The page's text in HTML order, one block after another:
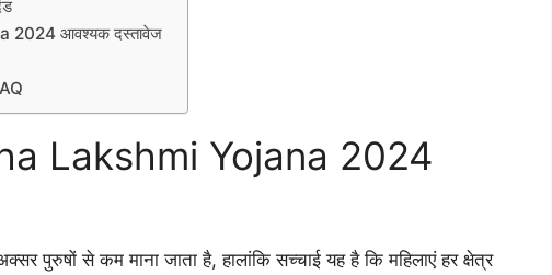
2024 आवश्यक दस्तावेज
Lakshmi Yojana 2024
पुरुषों से कम माना जाता है, हालांकि सच्चाई यह है कि महिलाएं हर क्षेत्र